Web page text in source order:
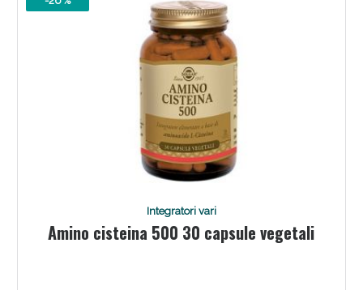
Integratori vari
Amino cisteina 500 30 capsule vegetali
Scopri le offerte di Oggi